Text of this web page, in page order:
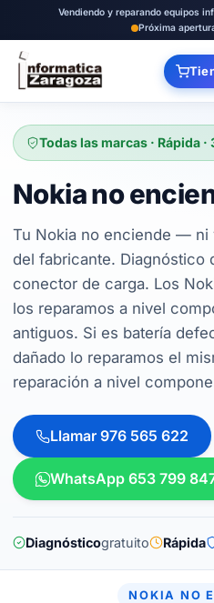
Vendiendo y reparando equipos
Próxima
Todas las marcas · Rápida
Nokia no
Tu Nokia no enciende — ni
del fabricante. Diagnóstico
conector de carga. Los
los reparamos a nivel
antiguos. Si es batería
dañado lo reparamos el
reparación a nivel
Llamar 976 565 622
WhatsApp 653 799
Diagnósticogratuito Rápida
NOKIA NO